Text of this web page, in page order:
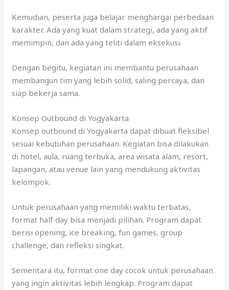
Kemudian, peserta juga belajar menghargai perbedaan
karakter. Ada yang kuat dalam strategi, ada yang aktif
memimpin, dan ada yang teliti dalam eksekusi.
Dengan begitu, kegiatan ini membantu perusahaan
membangun tim yang lebih solid, saling percaya, dan
siap bekerja sama.
Konsep Outbound di Yogyakarta
Konsep outbound di Yogyakarta dapat dibuat fleksibel
sesuai kebutuhan perusahaan. Kegiatan bisa dilakukan
di hotel, aula, ruang terbuka, area wisata alam, resort,
lapangan, atau venue lain yang mendukung aktivitas
kelompok.
Untuk perusahaan yang memiliki waktu terbatas,
format half day bisa menjadi pilihan. Program dapat
berisi opening, ice breaking, fun games, group
challenge, dan refleksi singkat.
Sementara itu, format one day cocok untuk perusahaan
yang ingin aktivitas lebih lengkap. Program dapat